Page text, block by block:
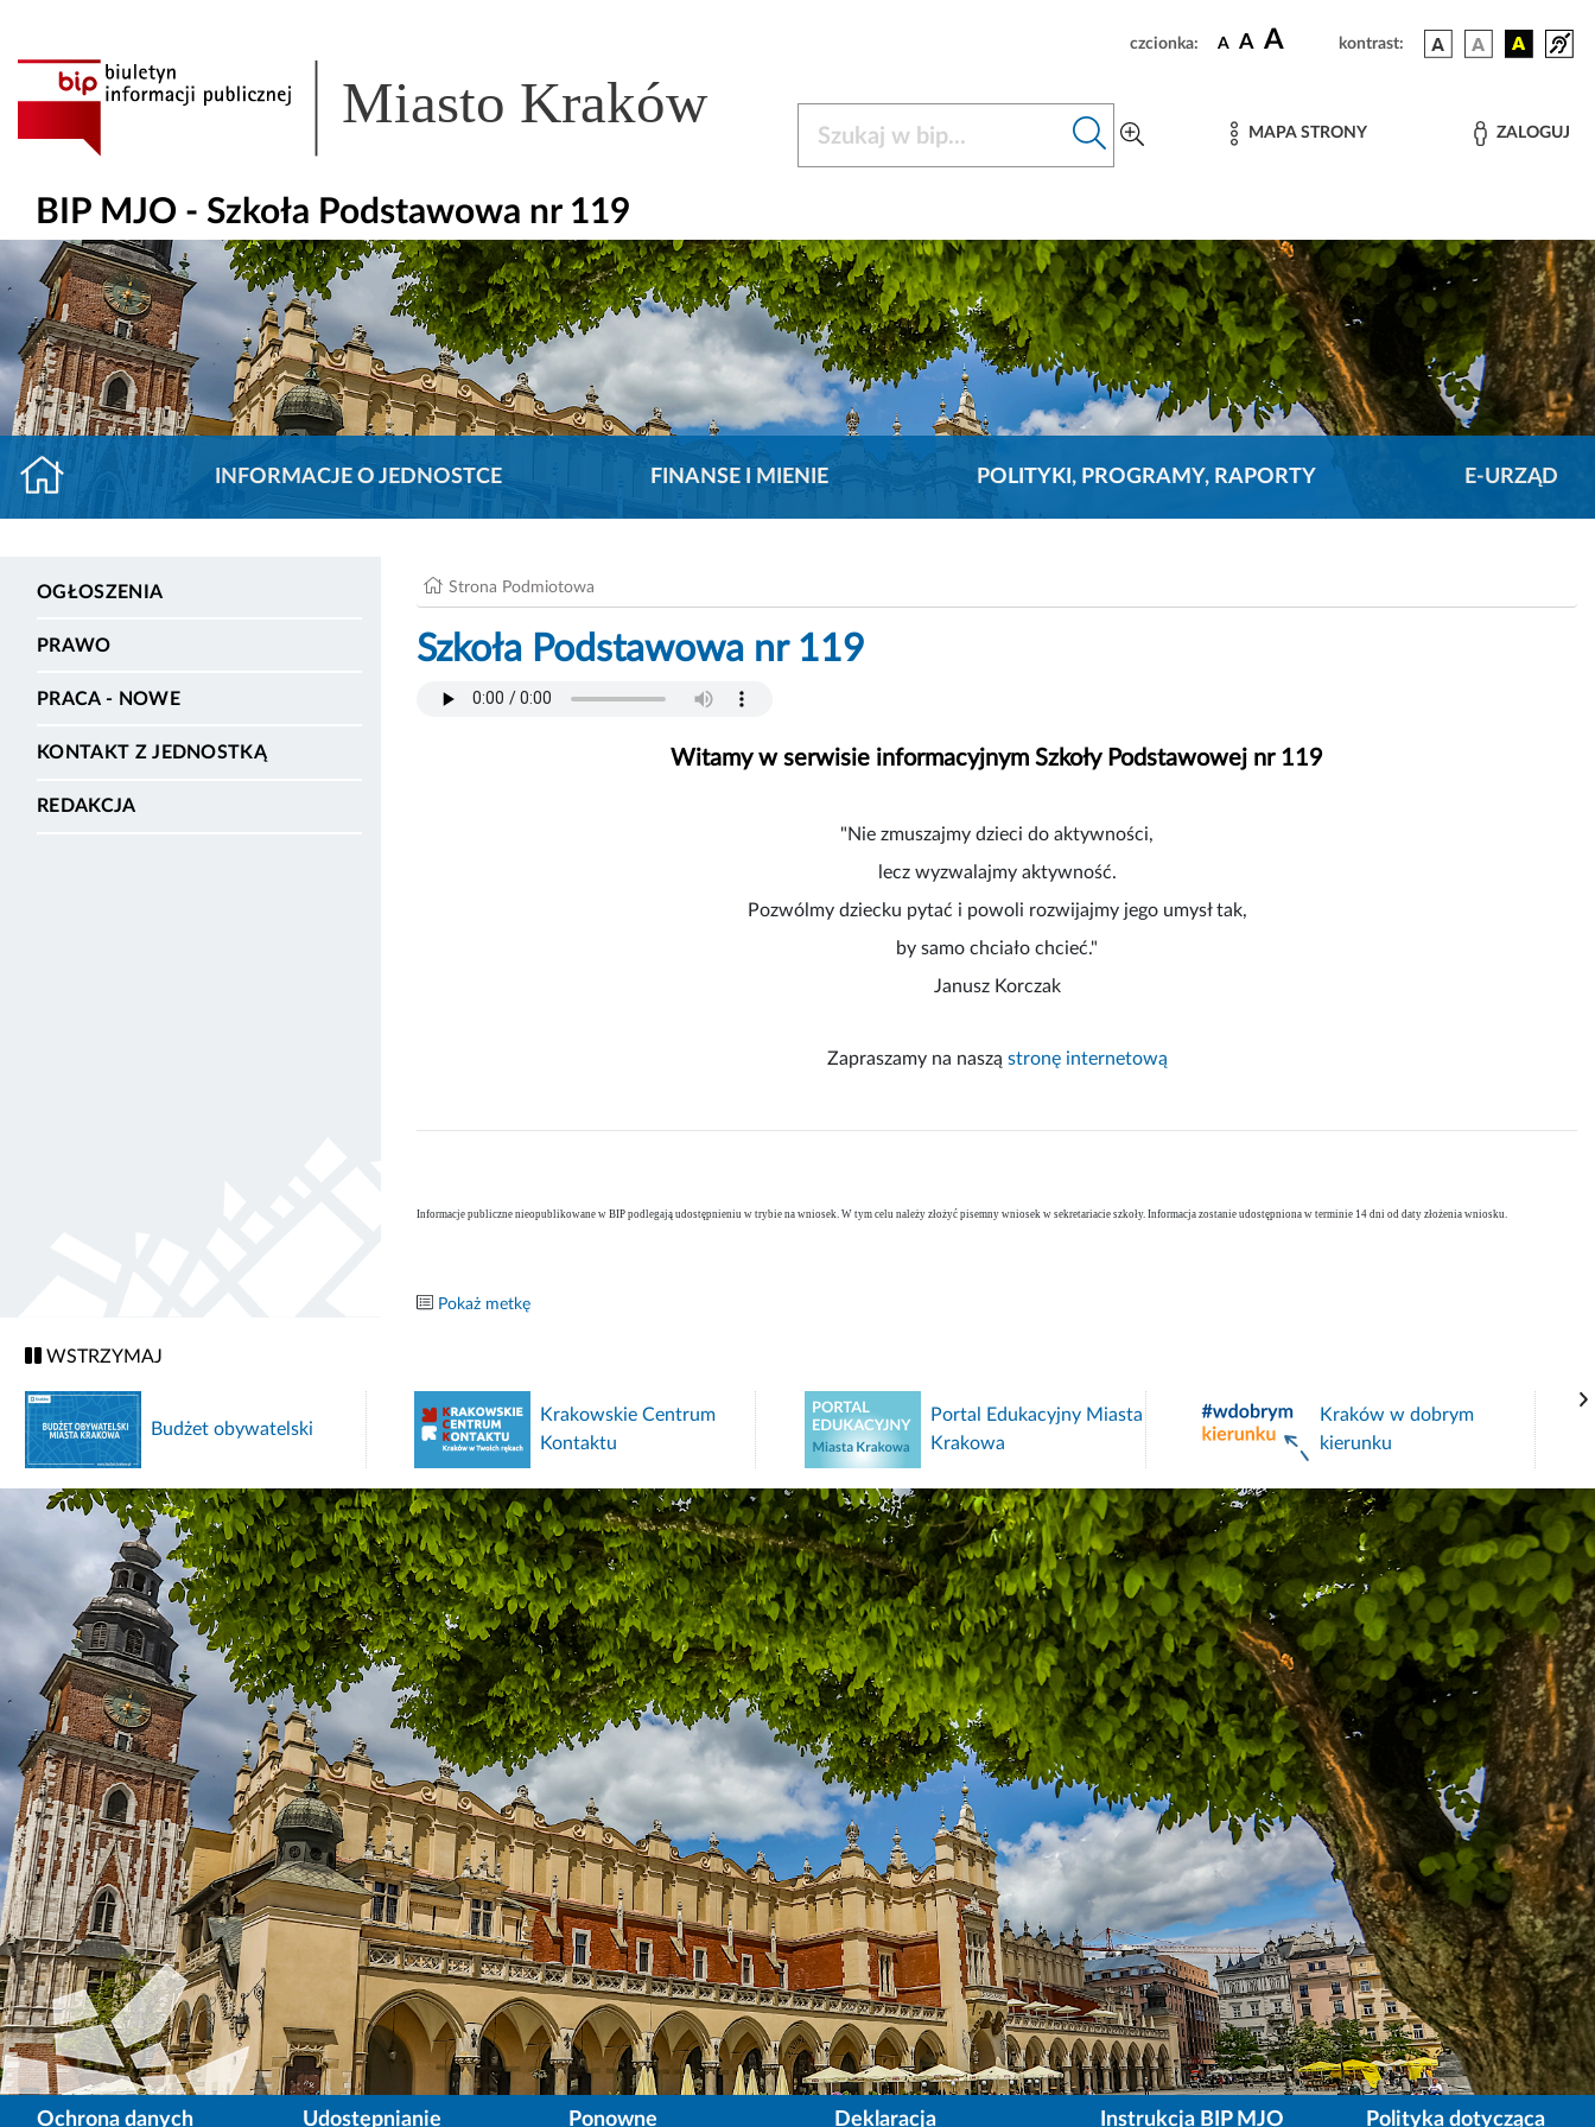
czcionka: A A A kontrast:
Miasto Kraków MAPA STRONY ZALOGUJ
BIP MJO - Szkoła Podstawowa nr 119
INFORMACJE O JEDNOSTCE FINANSE I MIENIE POLITYKI, PROGRAMY, RAPORTY E-URZĄD
OGŁOSZENIA
PRAWO
PRACA - NOWE
KONTAKT Z JEDNOSTKĄ
REDAKCJA
Strona Podmiotowa
Szkoła Podstawowa nr 119
Witamy w serwisie informacyjnym Szkoły Podstawowej nr 119
"Nie zmuszajmy dzieci do aktywności,
lecz wyzwalajmy aktywność.
Pozwólmy dziecku pytać i powoli rozwijajmy jego umysł tak,
by samo chciało chcieć."
Janusz Korczak
Zapraszamy na naszą stronę internetową
Informacje publiczne nieopublikowane w BIP podlegają udostępnieniu w trybie na wniosek. W tym celu należy złożyć pisemny wniosek w sekretariacie szkoły. Informacja zostanie udostępniona w terminie 14 dni od daty złożenia wniosku.
Pokaż metkę
WSTRZYMAJ
Budżet obywatelski
Krakowskie Centrum
Kontaktu
Portal Edukacyjny Miasta
Krakowa
Kraków w dobrym
kierunku
Ochrona danych Udostępnianie Ponowne Deklaracja Instrukcja BIP MJO Polityka dotycząca